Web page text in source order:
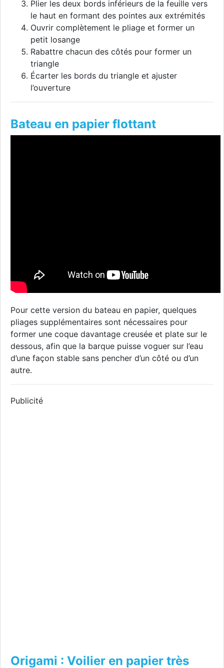
Plier les deux bords inférieurs de la feuille vers
le haut en formant des pointes aux extrémités
Ouvrir complètement le pliage et former un
petit losange
Rabattre chacun des côtés pour former un
triangle
Écarter les bords du triangle et ajuster
l’ouverture
Bateau en papier flottant
Pour cette version du bateau en papier, quelques
pliages supplémentaires sont nécessaires pour
former une coque davantage creusée et plate sur le
dessous, afin que la barque puisse voguer sur l’eau
d’une façon stable sans pencher d’un côté ou d’un
autre.
Publicité
Origami : Voilier en papier très